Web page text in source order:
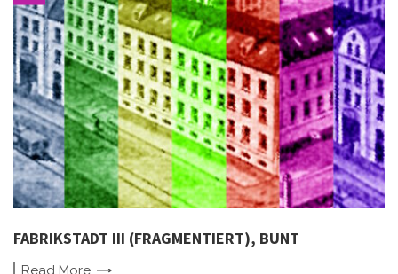
FABRIKSTADT III (FRAGMENTIERT), BUNT